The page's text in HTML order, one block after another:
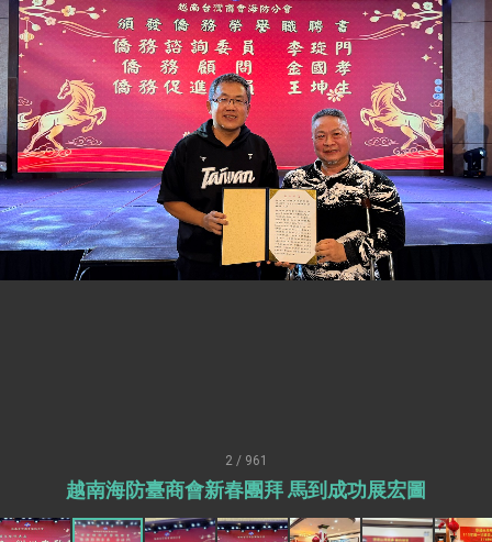
走向世界 盼與理念相近國家共同維護國際秩序
堅定走向世界 賴總統抵達史瓦帝尼王國進行國是
訪問
總統與五院院長新春茶敘 盼化分歧為團結、為
國家邁出合作第一步
總統農曆春節談話
台美貿易協議完成簽署達成6大目標、創5大歷史
性突破 總統強調將以3大面向加速臺灣經濟轉型
升級 籲請立院全力支持並盡速通過
臺美簽署「對等貿易協定」確立對等關稅15%且不
疊加 我輸美2072項產品豁免對等關稅
總統接受「法新社」（AFP）專訪內容
外交部長林佳龍午宴歡迎美國聯邦參議員蓋耶哥
訪問團
外交部長林佳龍接見美國智庫「德國馬歇爾基金
會」訪問團一行，深化跨大西洋戰略夥伴關係
2 / 961
越南海防臺商會新春團拜 馬到成功展宏圖